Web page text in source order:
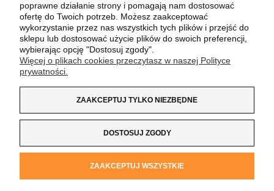
MOJE KONTO
PŁATNOŚCI I DOSTAWA
O NAS
Kochanowskiego 37/K5 |33-100 Tarnów| tel.:
e-mail:sklep@koszulkazlogo.pl
poprawne działanie strony i pomagają nam dostosować
ofertę do Twoich potrzeb. Możesz zaakceptować
wykorzystanie przez nas wszystkich tych plików i przejść do
sklepu lub dostosować użycie plików do swoich preferencji,
wybierając opcję "Dostosuj zgody".
Więcej o plikach cookies przeczytasz w naszej Polityce
prywatności.
ZAAKCEPTUJ TYLKO NIEZBĘDNE
DOSTOSUJ ZGODY
ZAAKCEPTUJ WSZYSTKIE